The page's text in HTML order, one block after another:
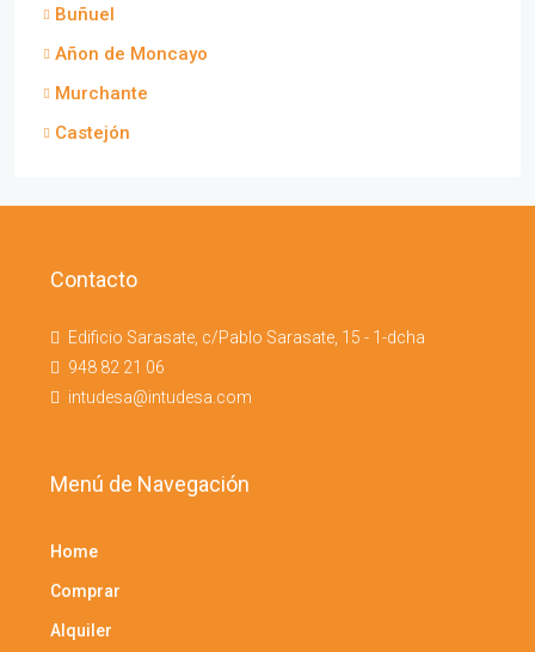
Buñuel
Añon de Moncayo
Murchante
Castejón
Contacto
Edificio Sarasate, c/Pablo Sarasate, 15 - 1-dcha
948 82 21 06
intudesa@intudesa.com
Menú de Navegación
Home
Comprar
Alquiler